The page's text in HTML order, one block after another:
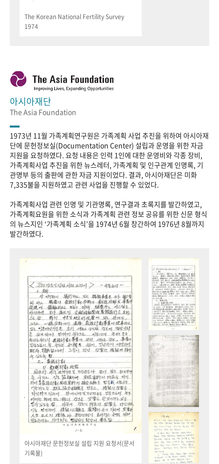
The Korean National Fertility Survey
1974
아시아재단
The Asia Foundation
1973년 11월 가족계획연구원은 가족계획 사업 추진을 위하여 아시아재
단에 문헌정보실(Documentation Center) 설립과 운영을 위한 자금
지원을 요청하였다. 요청 내용은 인력 1인에 대한 운영비와 각종 장비,
가족계획사업 추진을 위한 뉴스레터, 가족계획 및 인구관계 인명록, 기
관명부 등의 출판에 관한 자금 지원이었다. 결과, 아시아재단은 미화
7,335불을 지원하였고 관련 사업을 진행할 수 있었다.
가족계획사업 관련 인명 및 기관명록, 연구결과 초록지를 발간하였고,
가족계획요원을 위한 소식과 가족계획 관련 정보 공유를 위한 신문 형식
의 뉴스지인 ‘가족계획 소식’을 1974년 6월 창간하여 1976년 8월까지
발간하였다.
아시아재단 문헌정보실 설립 지원 요청서(문서
기록물)